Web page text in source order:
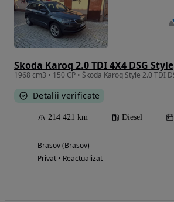
Skoda Karoq 2.0 TDI 4X4 DSG Style
Detalii verificate
214 421 km Diesel
Brasov (Brasov)
Privat • Reactualizat